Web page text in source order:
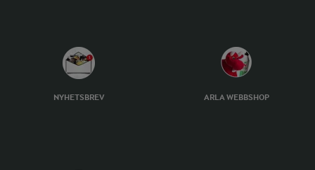
NYHETSBREV ARLA WEBBSHOP